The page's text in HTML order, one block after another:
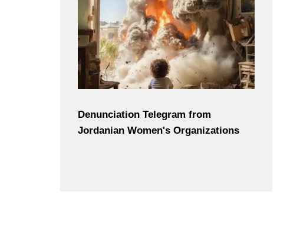
Denunciation Telegram from
Jordanian Women's Organizations